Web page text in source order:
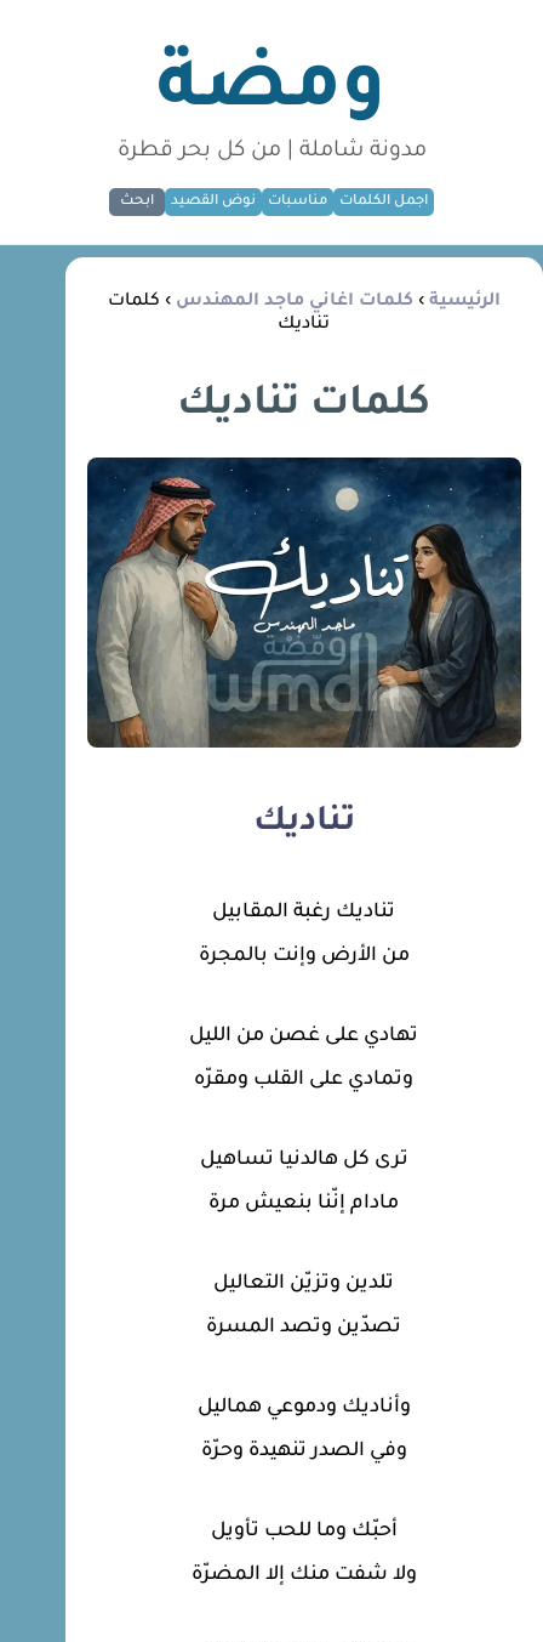
ومضة
مدونة شاملة | من كل بحر قطرة
اجمل الكلمات مناسبات نوض القصيد ابحث
الرئيسية › كلمات اغاني ماجد المهندس › كلمات
تناديك
كلمات تناديك
تناديك
تناديك رغبة المقابيل
من الأرض وإنت بالمجرة
تهادي على غصن من الليل
وتمادي على القلب ومقرّه
ترى كل هالدنيا تساهيل
مادام إنّنا بنعيش مرة
تلدين وتزيّن التعاليل
تصدّين وتصد المسرة
وأناديك ودموعي هماليل
وفي الصدر تنهيدة وحرّة
أحبّك وما للحب تأويل
ولا شفت منك إلا المضرّة